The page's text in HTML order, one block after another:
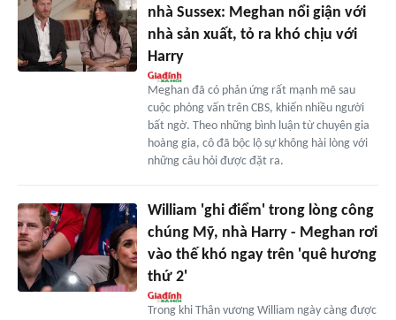
nhà Sussex: Meghan nổi giận với
nhà sản xuất, tỏ ra khó chịu với
Harry
Meghan đã có phản ứng rất mạnh mẽ sau
cuộc phỏng vấn trên CBS, khiến nhiều người
bất ngờ. Theo những bình luận từ chuyên gia
hoàng gia, cô đã bộc lộ sự không hài lòng với
những câu hỏi được đặt ra.
William 'ghi điểm' trong lòng công
chúng Mỹ, nhà Harry - Meghan rơi
vào thế khó ngay trên 'quê hương
thứ 2'
Trong khi Thân vương William ngày càng được